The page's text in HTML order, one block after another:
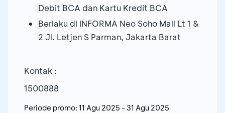
Debit BCA dan Kartu Kredit BCA
Berlaku di INFORMA Neo Soho Mall Lt 1 &
2 Jl. Letjen S Parman, Jakarta Barat
Kontak :
1500888
Periode promo: 11 Agu 2025 - 31 Agu 2025